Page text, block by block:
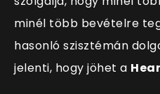
minél több bevételre
hasonló szisztémán
jelenti, hogy jöhet a